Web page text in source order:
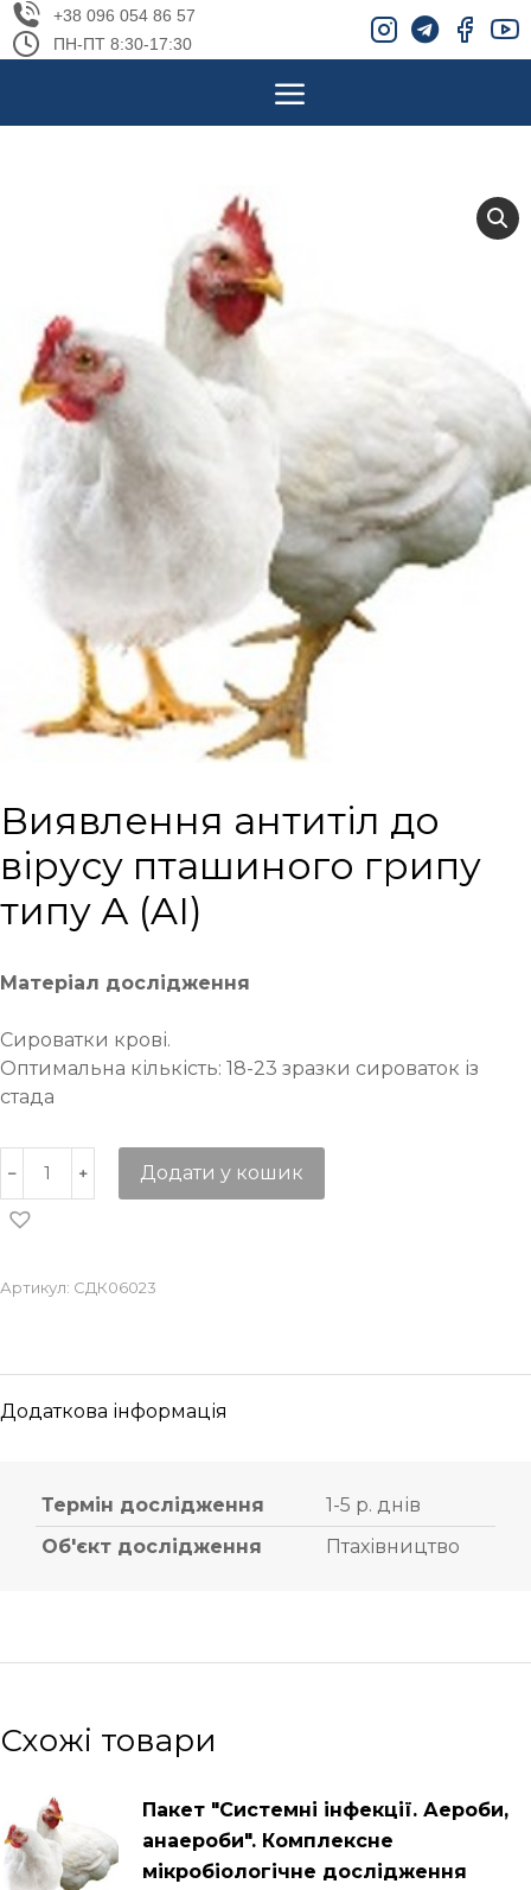
+38 096 054 86 57
ПН-ПТ 8:30-17:30
Виявлення антитіл до
вірусу пташиного грипу
типу А (AI)
Матеріал дослідження
Сироватки крові.
Оптимальна кількість: 18-23 зразки сироваток із
стада
Додати у кошик
Артикул: СДК06023
Додаткова інформація
Термін дослідження
1-5 р. днів
Об'єкт дослідження
Птахівництво
Схожі товари
Пакет "Системні інфекції. Аероби,
анаероби". Комплексне
мікробіологічне дослідження